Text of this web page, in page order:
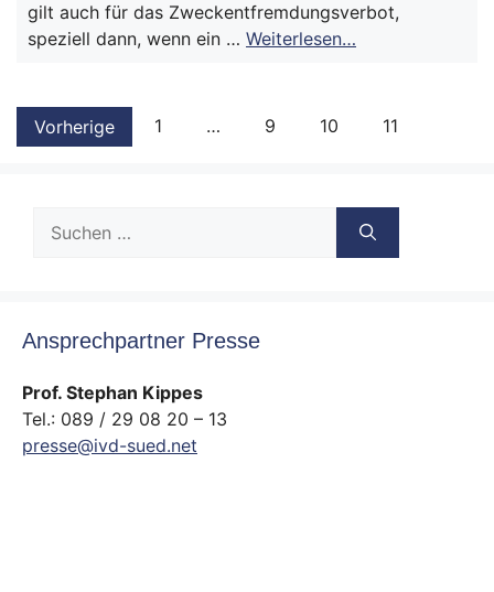
gilt auch für das Zweckentfremdungsverbot,
speziell dann, wenn ein … Weiterlesen…
Vorherige 1 … 9 10 11
nach:
Ansprechpartner Presse
Prof. Stephan Kippes
Tel.: 089 / 29 08 20 – 13
presse@ivd-sued.net